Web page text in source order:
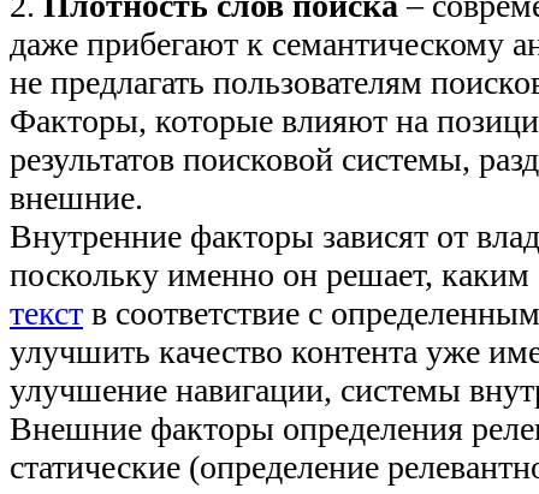
даже прибегают к семантическому
не предлагать пользователям
Факторы, которые влияют на
результатов поисковой системы,
внешние.
Внутренние факторы зависят от
поскольку именно он решает, каким
текст в соответствие с
улучшить качество контента уже
улучшение навигации, системы
Внешние факторы определения
статические (определение